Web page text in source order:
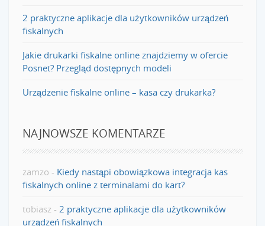
2 praktyczne aplikacje dla użytkowników urządzeń
fiskalnych
Jakie drukarki fiskalne online znajdziemy w ofercie
Posnet? Przegląd dostępnych modeli
Urządzenie fiskalne online – kasa czy drukarka?
NAJNOWSZE KOMENTARZE
zamzo - Kiedy nastąpi obowiązkowa integracja kas
fiskalnych online z terminalami do kart?
tobiasz - 2 praktyczne aplikacje dla użytkowników
urządzeń fiskalnych